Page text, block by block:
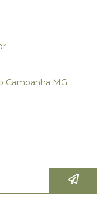
Campanha MG